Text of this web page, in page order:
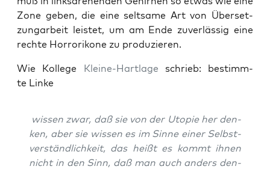
Zone geben, die eine selt­sa­me Art von Über­set­
zun­g­ar­beit leis­tet, um am Ende zuver­läs­sig eine
rech­te Hor­ro­riko­ne zu produzieren.
Wie Kol­le­ge Klei­ne-Hart­la­ge schrieb: bestimm­
te Linke
wis­sen zwar, daß sie von der Uto­pie her den­
ken, aber sie wis­sen es im Sin­ne einer Selbst­
ver­ständ­lich­keit, das heißt es kommt ihnen
nicht in den Sinn, daß man auch anders den­